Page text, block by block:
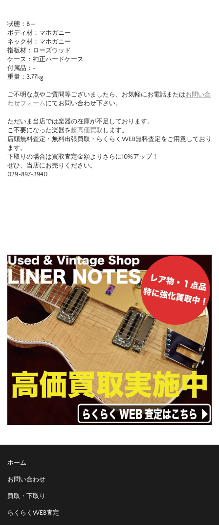
状態：B＋
ボディ材：マホガニー
ネック材：マホガニー
指板材：ローズウッド
ケース：純正ハードケース
付属品：-
重量：3.77kg
ご不明な点やご質問等ございましたら、お気軽にお電話またはお問い合
わせフォームにてお問い合わせ下さい。
ただいま当店では楽器の在庫が不足しております。
ご不要になった楽器を超高価買取 します。
店頭無料査定・無料出張買取・らくらくWEB無料査定をご用意しており
ます。
下取りの場合は買取査定金額よりさらに10%アップ！
ぜひ、当店にお売りください。
029-897-3940
ホーム
お問い合わせ
買取・下取り
らくらくWEB査定